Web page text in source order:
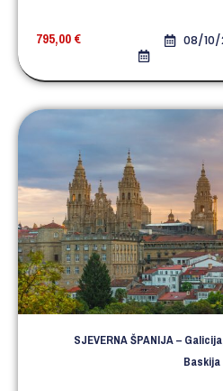
795,00€ 08/10/
SJEVERNA ŠPANIJA –
Baskija